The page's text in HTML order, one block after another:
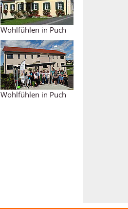
Wohlfühlen in Puch
Wohlfühlen in Puch